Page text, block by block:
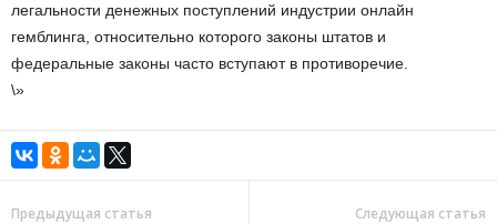
легальности денежных поступлений индустрии онлайн
гемблинга, относительно которого законы штатов и
федеральные законы часто вступают в противоречие.
\»
Предыдущая статья Следующая статья